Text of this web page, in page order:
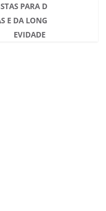
PARA D
E DA LONG
EVIDADE